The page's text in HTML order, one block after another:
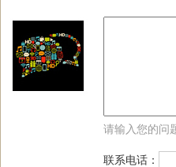
请输入您的问
联系电话：